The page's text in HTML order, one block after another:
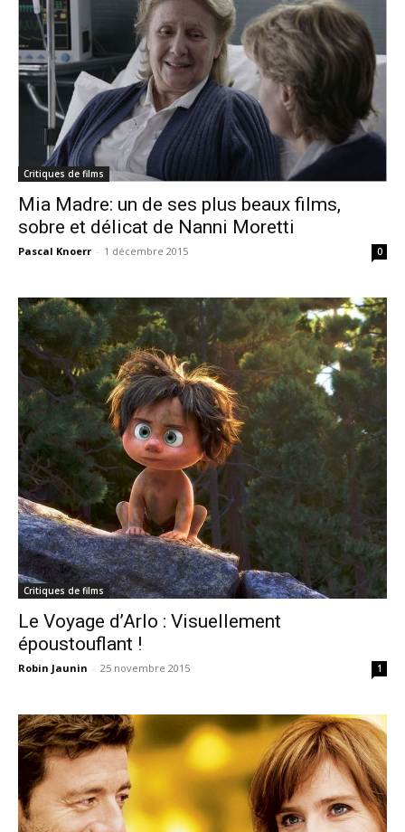
Critiques de films
Mia Madre: un de ses plus beaux films,
sobre et délicat de Nanni Moretti
Pascal Knoerr - 1 décembre 2015 0
Critiques de films
Le Voyage d’Arlo : Visuellement
époustouflant !
Robin Jaunin - 25 novembre 2015 1